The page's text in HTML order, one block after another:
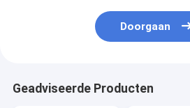
Doorgaan
Geadviseerde Producten